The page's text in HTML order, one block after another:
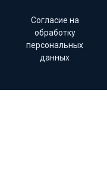
Согласие на
обработку
персональных
данных